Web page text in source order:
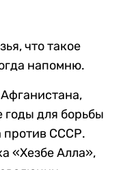
что такое
напомню.
годы для борьбы
против СССР.
«Хезбе Алла»,